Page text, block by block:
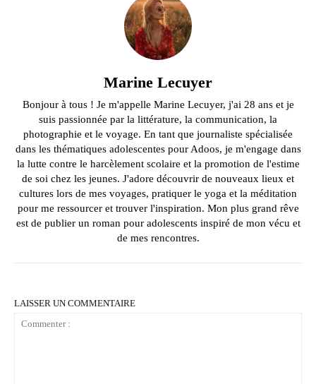
Marine Lecuyer
Bonjour à tous ! Je m'appelle Marine Lecuyer, j'ai 28 ans et je
suis passionnée par la littérature, la communication, la
photographie et le voyage. En tant que journaliste spécialisée
dans les thématiques adolescentes pour Adoos, je m'engage dans
la lutte contre le harcèlement scolaire et la promotion de l'estime
de soi chez les jeunes. J'adore découvrir de nouveaux lieux et
cultures lors de mes voyages, pratiquer le yoga et la méditation
pour me ressourcer et trouver l'inspiration. Mon plus grand rêve
est de publier un roman pour adolescents inspiré de mon vécu et
de mes rencontres.
LAISSER UN COMMENTAIRE